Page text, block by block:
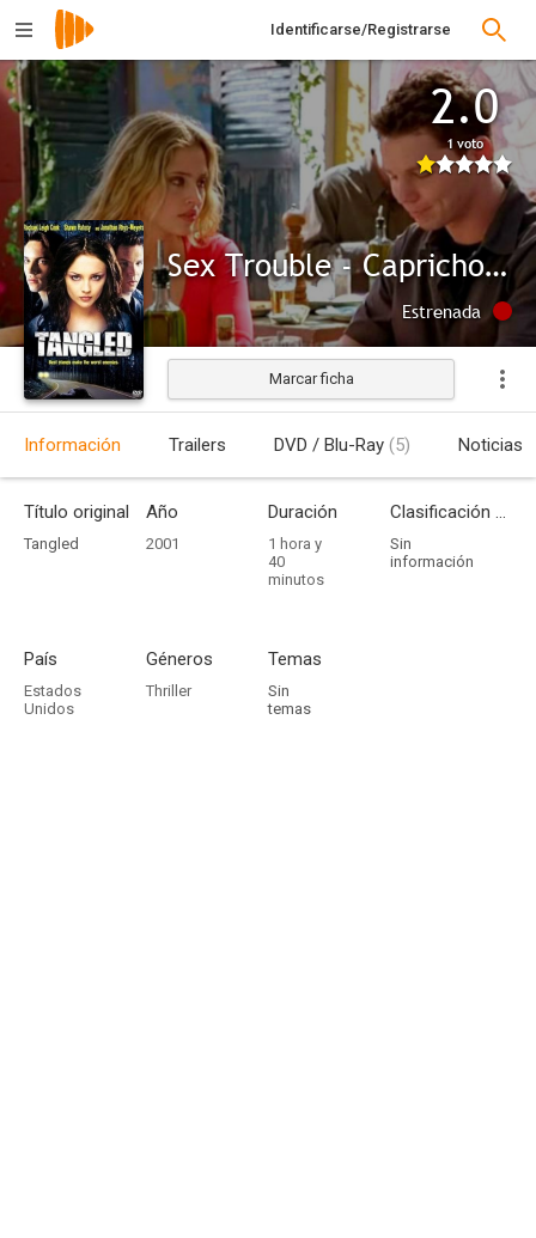
Identificarse/Registrarse
2.0
1 voto
Sex Trouble - Caprichos del destino
Estrenada
Marcar ficha
Información Trailers DVD / Blu-Ray (5) Noticias
Título original
Tangled
Año
2001
Duración
1 hora y
40
minutos
Clasificación por edades
Sin
información
País
Estados
Unidos
Géneros
Thriller
Temas
Sin
temas